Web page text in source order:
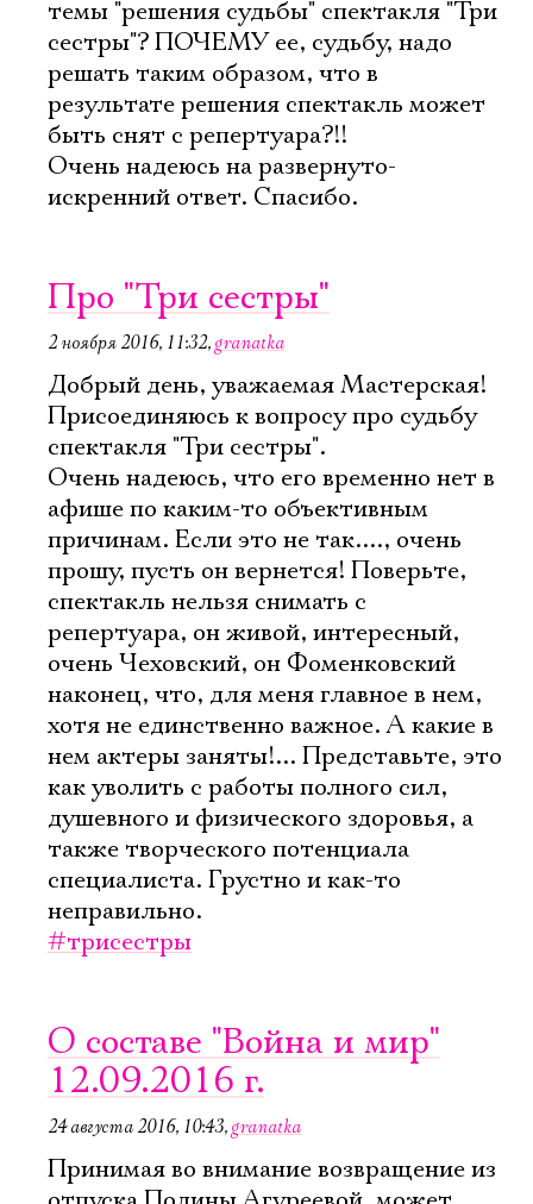
темы "решения судьбы" спектакля "Три
сестры"? ПОЧЕМУ ее, судьбу, надо
решать таким образом, что в
результате решения спектакль может
быть снят с репертуара?!!
Очень надеюсь на развернуто-
искренний ответ. Спасибо.
Про "Три сестры"
2 ноября 2016, 11:32,granatka
Добрый день, уважаемая Мастерская!
Присоединяюсь к вопросу про судьбу
спектакля "Три сестры".
Очень надеюсь, что его временно нет в
афише по каким-то объективным
причинам. Если это не так...., очень
прошу, пусть он вернется! Поверьте,
спектакль нельзя снимать с
репертуара, он живой, интересный,
очень Чеховский, он Фоменковский
наконец, что, для меня главное в нем,
хотя не единственно важное. А какие в
нем актеры заняты!... Представьте, это
как уволить с работы полного сил,
душевного и физического здоровья, а
также творческого потенциала
специалиста. Грустно и как-то
неправильно.
#трисестры
О составе "Война и мир"
12.09.2016 г.
24 августа 2016, 10:43,granatka
Принимая во внимание возвращение из